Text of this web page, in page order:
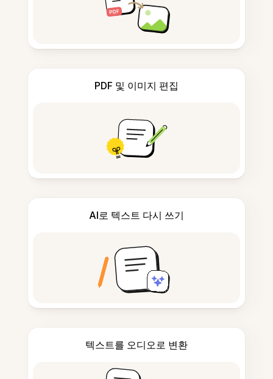
PDF 및 이미지 편집
AI로 텍스트 다시 쓰기
텍스트를 오디오로 변환